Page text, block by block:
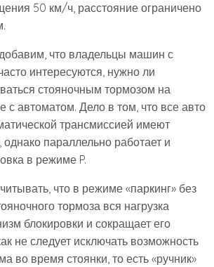
50 км/ч, расстояние ограничено
что владельцы машин с
интересуются, нужно ли
стояночным тормозом на
с автоматом. Дело в том, что все авто
трансмиссией имеют
однако параллельно работает и
в режиме P.
что в режиме «паркинг» без
тормоза вся нагрузка
блокировки и сокращает его
не следует исключать возможность
во время стоянки, то есть «ручник»